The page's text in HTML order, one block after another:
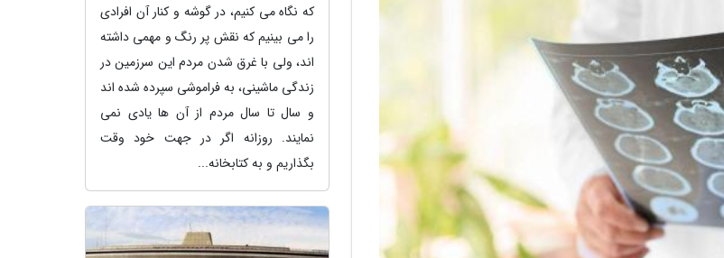
که نگاه می کنیم، در گوشه و کنار آن افرادی
را می بینیم که نقش پر رنگ و مهمی داشته
اند، ولی با غرق شدن مردم این سرزمین در
زندگی ماشینی، به فراموشی سپرده شده اند
و سال تا سال مردم از آن ها یادی نمی
نمایند. روزانه اگر در جهت خود وقت
بگذاریم و به کتابخانه...